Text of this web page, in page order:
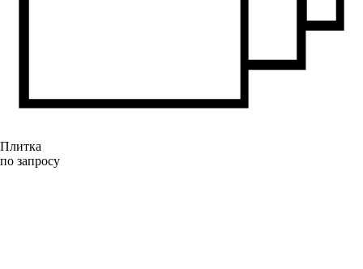
Плитка
по запросу